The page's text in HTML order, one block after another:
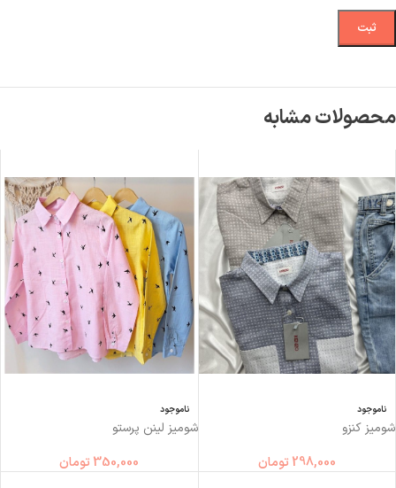
محصولات مشابه
ناموجود
شومیز کنزو
298,000 تومان
ناموجود
شوميز لینن پرستو
350,000 تومان